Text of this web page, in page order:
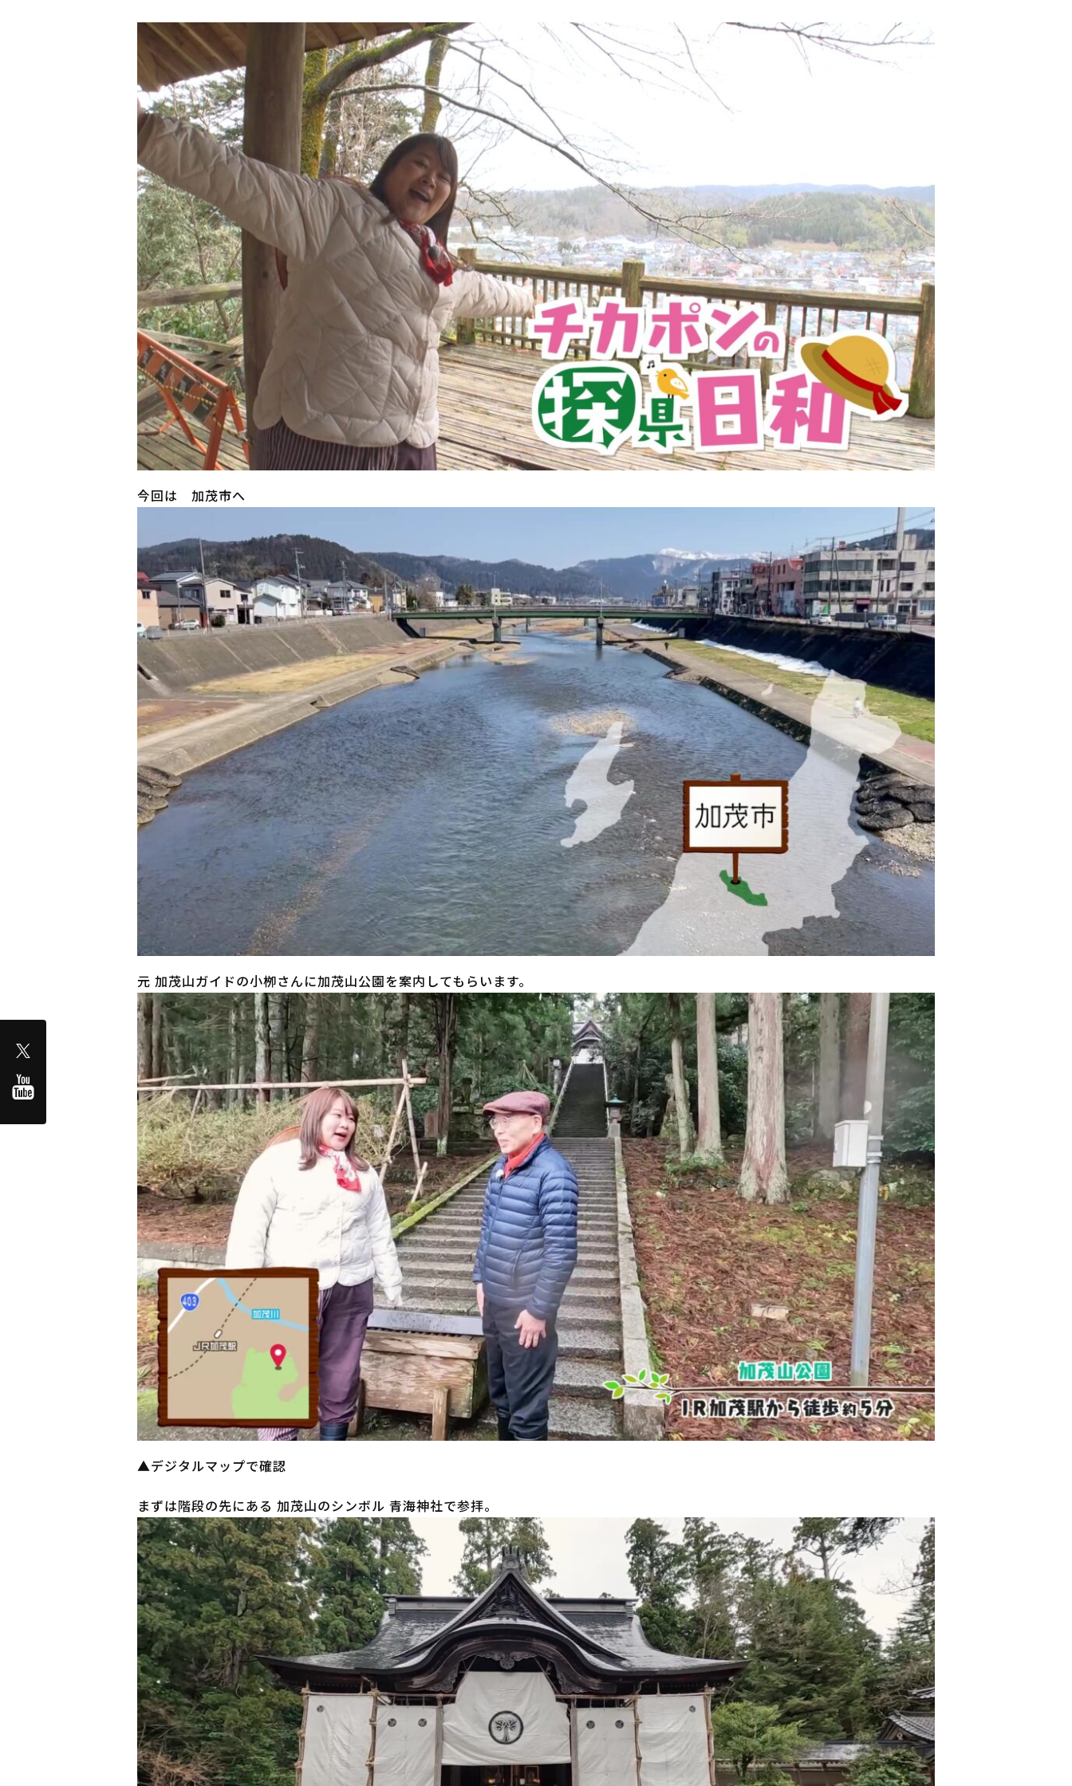
今回は 加茂市へ
元 加茂山ガイドの小栁さんに加茂山公園を案内してもらいます。
▲デジタルマップで確認
まずは階段の先にある 加茂山のシンボル 青海神社で参拝。